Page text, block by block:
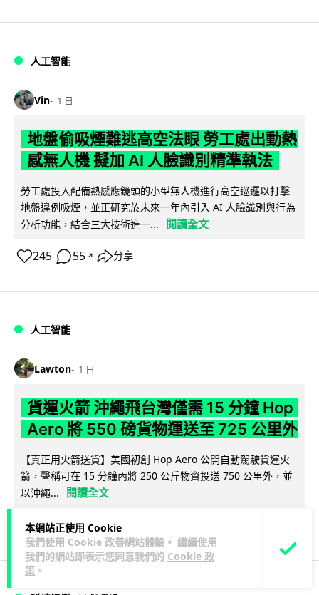
本網站正使用 Cookie
我們使用 Cookie 改善網站體驗。 繼續使用
我們的網站即表示您同意我們的 Cookie 政
策 。
人工智能
Vin 1 日
地盤偷吸煙難逃高空法眼 勞工處出動熱
感無人機 擬加 AI 人臉識別精準執法
勞工處投入配備熱感應鏡頭的小型無人機進行高空巡邏以打擊
地盤違例吸煙，並正研究於未來一年內引入 AI 人臉識別與行為
分析功能，結合三大技術進一...
閱讀全文
245 55 ↗ 分享
人工智能
Lawton 1 日
貨運火箭 沖繩飛台灣僅需 15 分鐘 Hop
Aero 將 550 磅貨物運送至 725 公里外
【真正用火箭送貨】美國初創 Hop Aero 公開自動駕駛貨運火
箭，聲稱可在 15 分鐘內將 250 公斤物資投送 750 公里外，並
以沖繩...
閱讀全文
52 6↗ 分享